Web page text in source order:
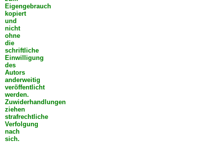
Eigengebrauch
kopiert
und
nicht
ohne
die
schriftliche
Einwilligung
des
Autors
anderweitig
veröffentlicht
werden.
Zuwiderhandlungen
ziehen
strafrechtliche
Verfolgung
nach
sich.